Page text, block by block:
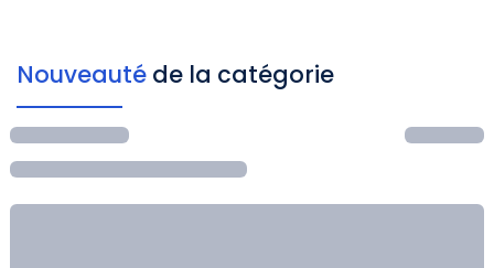
Nouveauté de la catégorie